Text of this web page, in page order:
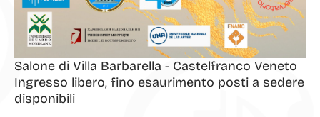
Salone di Villa Barbarella - Castelfranco Veneto
Ingresso libero, fino esaurimento posti a sedere
disponibili